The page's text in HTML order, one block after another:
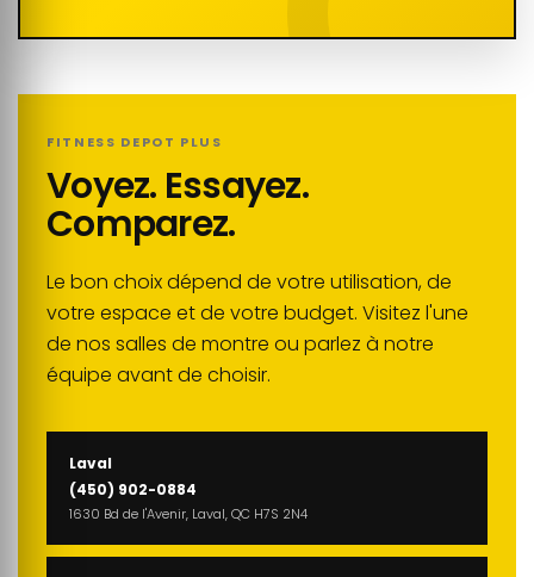
FITNESS DEPOT PLUS
Voyez. Essayez.
Comparez.
Le bon choix dépend de votre utilisation, de
votre espace et de votre budget. Visitez l'une
de nos salles de montre ou parlez à notre
équipe avant de choisir.
Laval
(450) 902-0884
1630 Bd de l'Avenir, Laval, QC H7S 2N4